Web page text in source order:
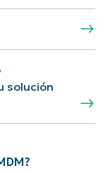
solución